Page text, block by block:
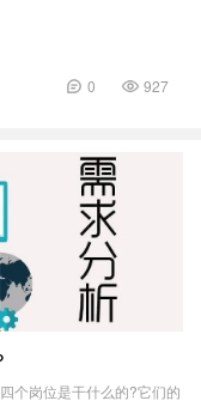
0 927
个岗位是干什么的?它们的